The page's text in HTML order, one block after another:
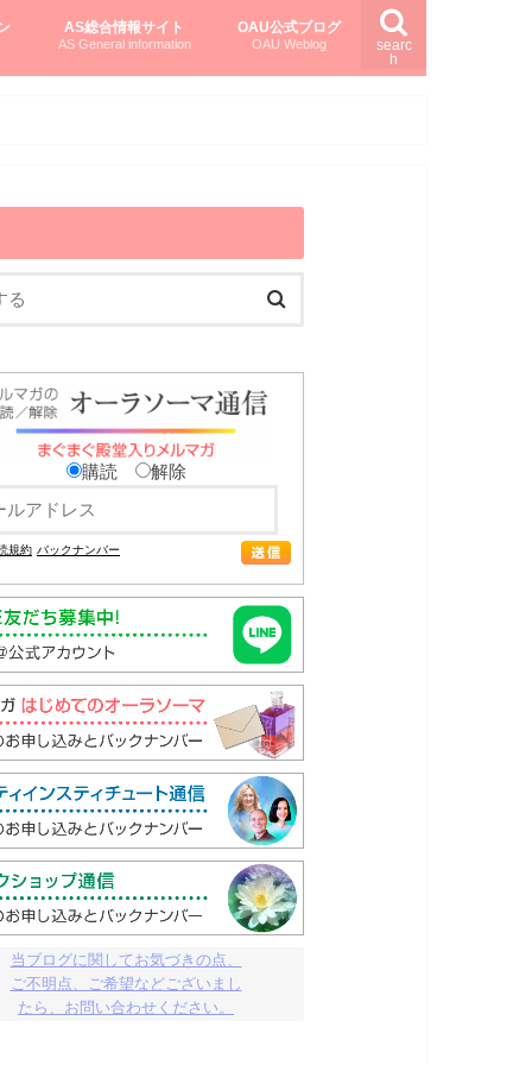
searc
h
AS総合情報サイト
AS General information
OAU公式ブログ
OAU Weblog
購読 解除
規約 バックナンバー
当ブログに関してお気づきの点、
ご不明点、ご希望などございまし
たら、お問い合わせください。